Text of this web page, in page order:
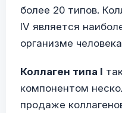
более 20 типов.
IV является
организме
Коллаген типа I
компонентом
продаже